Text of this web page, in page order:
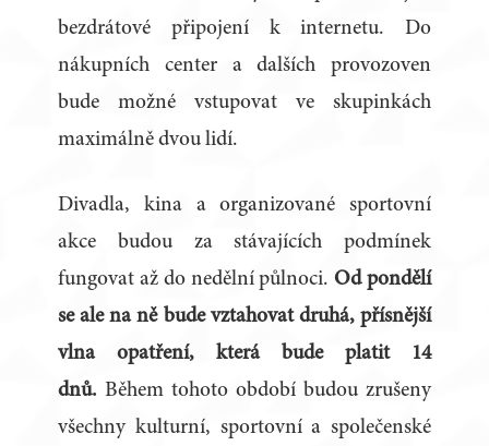
bezdrátové připojení k internetu. Do
nákupních center a dalších provozoven
bude možné vstupovat ve skupinkách
maximálně dvou lidí.
Divadla, kina a organizované sportovní
akce budou za stávajících podmínek
fungovat až do nedělní půlnoci. Od pondělí
se ale na ně bude vztahovat druhá, přísnější
vlna opatření, která bude platit 14
dnů. Během tohoto období budou zrušeny
všechny kulturní, sportovní a společenské